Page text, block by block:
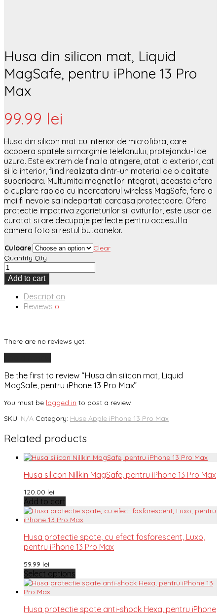
Husa din silicon mat, Liquid
MagSafe, pentru iPhone 13 Pro
Max
99.99 lei
Husa din silicon mat cu interior de microfibra, care
acopera spatele si marginile telefonului, protejandu-l de
uzura. Este extrem de fina la atingere, atat la exterior, cat
si la interior, fiind realizata dintr-un material de o calitate
superioara. Multumita magnetilor integrati, aceasta ofera
o cuplare rapida cu incarcatorul wireless MagSafe, fara a
mai fi nevoie sa indepartati carcasa protectoare. Ofera
protectie impotriva zgarieturilor si loviturilor, este usor de
curatat si are decupaje perfecte pentru accesul la
camera foto si restul butoanelor.
Culoare
Clear
Quantity Qty
Add to cart
Description
Reviews 0
There are no reviews yet.
Be the first to review “Husa din silicon mat, Liquid
MagSafe, pentru iPhone 13 Pro Max”
You must be logged in to post a review.
SKU: N/A Category: Huse Apple iPhone 13 Pro Max
Related products
Husa silicon Nillkin MagSafe, pentru iPhone 13 Pro Max
120.00 lei
Add to cart
Husa protectie spate, cu efect fosforescent, Luxo,
pentru iPhone 13 Pro Max
59.99 lei
Select options
Husa protectie spate anti-shock Hexa, pentru iPhone